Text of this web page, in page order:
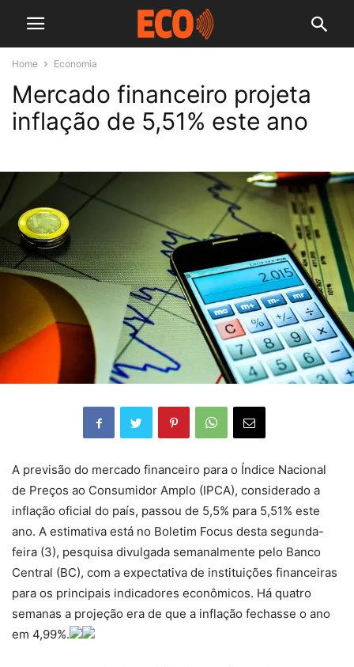
Home Economia
Mercado financeiro projeta
inflação de 5,51% este ano
A previsão do mercado financeiro para o Índice Nacional
de Preços ao Consumidor Amplo (IPCA), considerado a
inflação oficial do país, passou de 5,5% para 5,51% este
ano. A estimativa está no Boletim Focus desta segunda-
feira (3), pesquisa divulgada semanalmente pelo Banco
Central (BC), com a expectativa de instituições financeiras
para os principais indicadores econômicos. Há quatro
semanas a projeção era de que a inflação fechasse o ano
em 4,99%.